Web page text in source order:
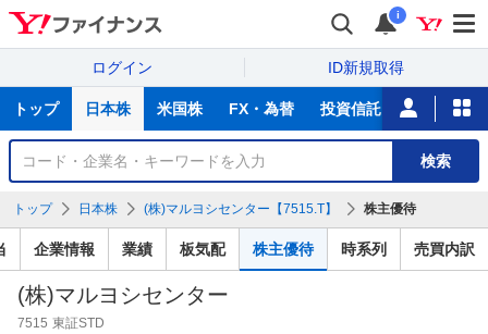
i
ログイン ID新規取得
サ
トップ 日本株 米国株 FX・為替 投資信託 ニュース
銘
検
検索
トップ 日本株 (株)マルヨシセンター【7515.T】 株主優待
企業情報 業績 板気配 株主優待 時系列 売買内訳
(株)マルヨシセンター
7515 東証STD